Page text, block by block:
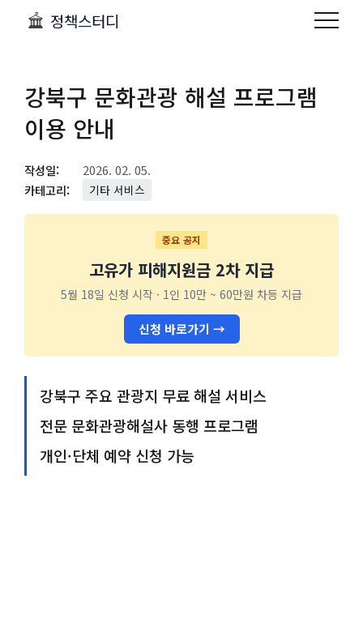
정책스터디
강북구 문화관광 해설 프로그램
이용 안내
작성일:
2026. 02. 05.
카테고리:
기타 서비스
중요 공지
고유가 피해지원금 2차 지급
5월 18일 신청 시작 · 1인 10만 ~ 60만원 차등 지급
신청 바로가기 →
강북구 주요 관광지 무료 해설 서비스
전문 문화관광해설사 동행 프로그램
개인·단체 예약 신청 가능